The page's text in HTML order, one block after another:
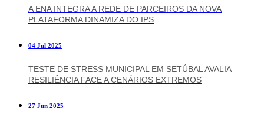
A ENA INTEGRA A REDE DE PARCEIROS DA NOVA
PLATAFORMA DINAMIZA DO IPS
04 Jul 2025
TESTE DE STRESS MUNICIPAL EM SETÚBAL AVALIA
RESILIÊNCIA FACE A CENÁRIOS EXTREMOS
27 Jun 2025